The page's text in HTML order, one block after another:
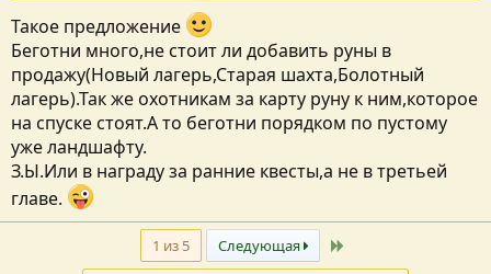
Такое предложение
Беготни много,не стоит ли добавить руны в
продажу(Новый лагерь,Старая шахта,Болотный
лагерь).Так же охотникам за карту руну к ним,которое
на спуске стоят.А то беготни порядком по пустому
уже ландшафту.
З.Ы.Или в награду за ранние квесты,а не в третьей
главе.
1 из 5 Следующая